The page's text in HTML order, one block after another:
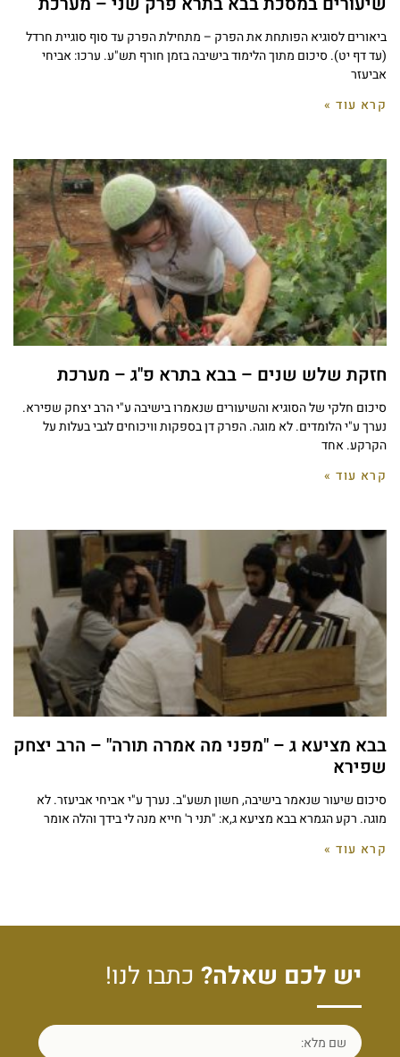
ביאורים לסוגיא הפותחת את הפרק – מתחילת הפרק עד סוף סוגיית חרדל
(עד דף יט). סיכום מתוך הלימוד בישיבה בזמן חורף תש"ע. ערכו: אביחי
אביעזר
קרא עוד »
חזקת שלש שנים – בבא בתרא פ"ג – מערכת
סיכום חלקי של הסוגיא והשיעורים שנאמרו בישיבה ע"י הרב יצחק שפירא.
נערך ע"י הלומדים. לא מוגה. הפרק דן בספקות וויכוחים לגבי בעלות על
הקרקע. אחד
קרא עוד »
בבא מציעא ג – "מפני מה אמרה תורה" – הרב יצחק
שפירא
סיכום שיעור שנאמר בישיבה, חשון תשע"ב. נערך ע"י אביחי אביעזר. לא
מוגה. רקע הגמרא בבא מציעא ג,א: "תני ר' חייא מנה לי בידך והלה אומר
קרא עוד »
יש לכם שאלה? כתבו לנו!